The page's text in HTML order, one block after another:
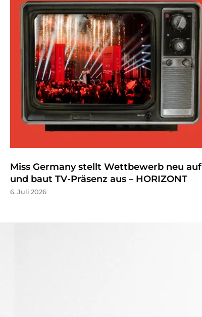
Miss Germany stellt Wettbewerb neu auf
und baut TV-Präsenz aus – HORIZONT
6. Juli 2026